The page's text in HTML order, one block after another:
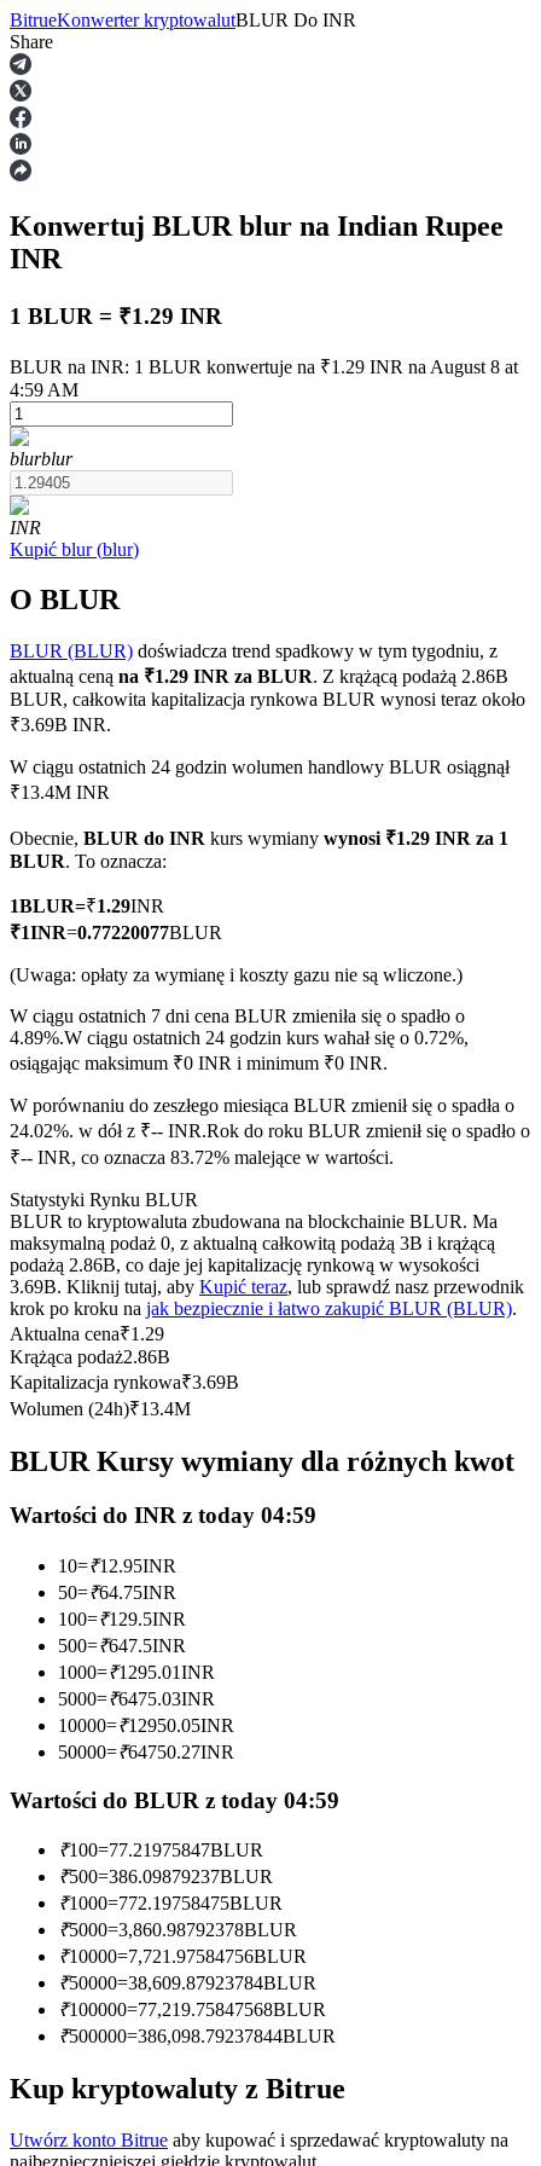
Kontrakty terminowe
Kontrakty terminowe na USDT
Kontrakty futures wykorzystujące USDT jako zabezpieczenie
Kontrakty terminowe COIN-M
Kontrakty terminowe na kryptowaluty
TradFi
towary
Kontrakty futures wykorzystujące USDC jako zabezpieczenie
Kopiowanie Transakcji
Dołącz do najlepszych traderów
Zostań traderem kopiującym
Ciesz się podziałem zysków i prowizjami z kopiowania
transakcji
Informacja
Analiza Big Data, w tym informacje handlowe itp.
BitrueKonwerter kryptowalutBLUR Do INR
Share
Konwertuj BLUR blur na Indian Rupee
INR
1 BLUR = ₹1.29 INR
BLUR na INR: 1 BLUR konwertuje na ₹1.29 INR na August 8 at
4:59 AM
blurblur
INR
Kupić blur(blur)
O BLUR
BLUR (BLUR) doświadcza trend spadkowy w tym tygodniu, z
aktualną ceną na ₹1.29 INR za BLUR. Z krążącą podażą 2.86B
BLUR, całkowita kapitalizacja rynkowa BLUR wynosi teraz około
₹3.69B INR.
W ciągu ostatnich 24 godzin wolumen handlowy BLUR osiągnął
₹13.4M INR
Obecnie, BLUR do INR kurs wymiany wynosi ₹1.29 INR za 1
BLUR. To oznacza:
1BLUR=₹1.29INR
₹1INR=0.77220077BLUR
(Uwaga: opłaty za wymianę i koszty gazu nie są wliczone.)
W ciągu ostatnich 7 dni cena BLUR zmieniła się o spadło o
4.89%.W ciągu ostatnich 24 godzin kurs wahał się o 0.72%,
osiągając maksimum ₹0 INR i minimum ₹0 INR.
W porównaniu do zeszłego miesiąca BLUR zmienił się o spadła o
24.02%. w dół z ₹-- INR.Rok do roku BLUR zmienił się o spadło o
₹-- INR, co oznacza 83.72% malejące w wartości.
Statystyki Rynku BLUR
BLUR to kryptowaluta zbudowana na blockchainie BLUR. Ma
maksymalną podaż 0, z aktualną całkowitą podażą 3B i krążącą
podażą 2.86B, co daje jej kapitalizację rynkową w wysokości
3.69B. Kliknij tutaj, aby Kupić teraz, lub sprawdź nasz przewodnik
krok po kroku na jak bezpiecznie i łatwo zakupić BLUR (BLUR).
Aktualna cena₹1.29
Krążąca podaż2.86B
Kapitalizacja rynkowa₹3.69B
Wolumen (24h)₹13.4M
BLUR Kursy wymiany dla różnych kwot
Wartości do INR z today 04:59
10=₹12.95INR
50=₹64.75INR
100=₹129.5INR
500=₹647.5INR
1000=₹1295.01INR
5000=₹6475.03INR
10000=₹12950.05INR
50000=₹64750.27INR
Wartości do BLUR z today 04:59
₹100=77.21975847BLUR
₹500=386.09879237BLUR
₹1000=772.19758475BLUR
₹5000=3,860.98792378BLUR
₹10000=7,721.97584756BLUR
₹50000=38,609.87923784BLUR
₹100000=77,219.75847568BLUR
₹500000=386,098.79237844BLUR
Kup kryptowaluty z Bitrue
Utwórz konto Bitrue aby kupować i sprzedawać kryptowaluty na